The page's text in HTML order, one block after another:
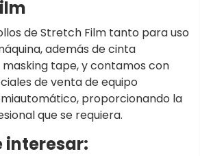
de Stretch Film tanto para uso
además de cinta
tape, y contamos con
de venta de equipo
proporcionando la
que se requiera.
interesar: